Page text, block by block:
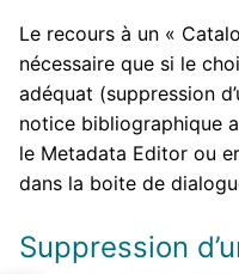
Le recours à un «
nécessaire que si le
adéquat (suppression
notice bibliographique
le Metadata Editor ou
dans la boite de
Suppression